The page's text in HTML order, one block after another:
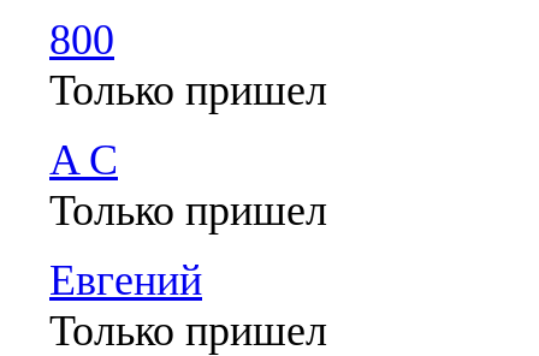
800
Только пришел
A C
Только пришел
Евгений
Только пришел